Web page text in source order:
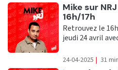
Ecouter
Mike sur
16h/17h
Retrouvez le
jeudi 24 avril
24-04-2025 | 31